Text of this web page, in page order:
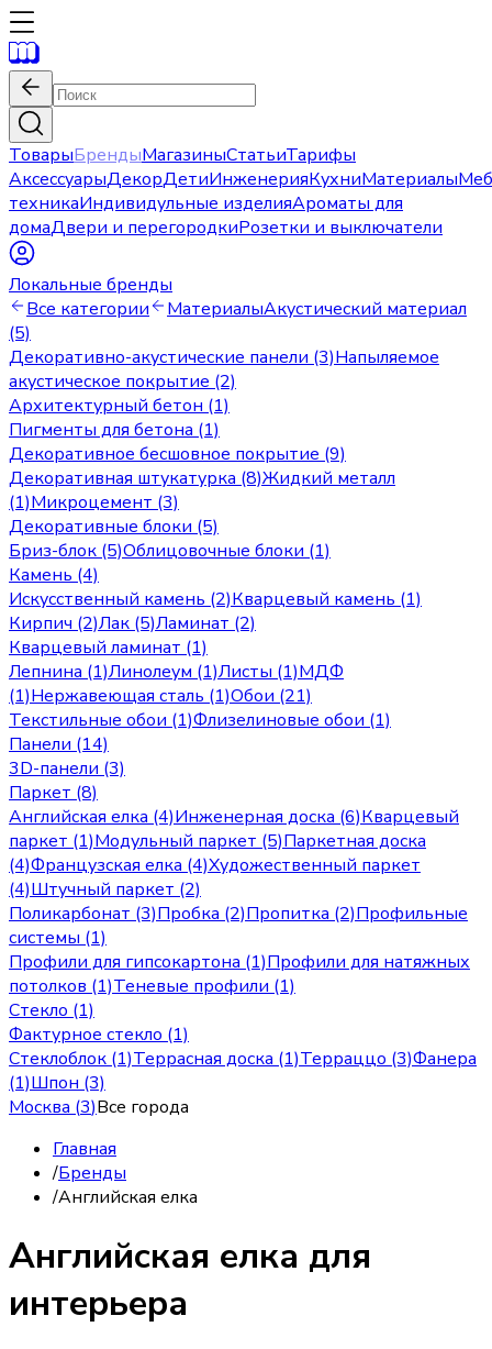
ТоварыБрендыМагазиныСтатьиТарифы
АксессуарыДекорДетиИнженерияКухниМатериалы
техникаИндивидульные изделияАроматы для
домаДвери и перегородкиРозетки и выключатели
Локальные бренды
Все категории
МатериалыАкустический материал
(5)
Декоративно-акустические панели (3)Напыляемое
акустическое покрытие (2)
Архитектурный бетон (1)
Пигменты для бетона (1)
Декоративное бесшовное покрытие (9)
Декоративная штукатурка (8)Жидкий металл
(1)Микроцемент (3)
Декоративные блоки (5)
Бриз-блок (5)Облицовочные блоки (1)
Камень (4)
Искусственный камень (2)Кварцевый камень (1)
Кирпич (2)Лак (5)Ламинат (2)
Кварцевый ламинат (1)
Лепнина (1)Линолеум (1)Листы (1)МДФ
(1)Нержавеющая сталь (1)Обои (21)
Текстильные обои (1)Флизелиновые обои (1)
Панели (14)
3D-панели (3)
Паркет (8)
Английская елка (4)Инженерная доска (6)Кварцевый
паркет (1)Модульный паркет (5)Паркетная доска
(4)Французская елка (4)Художественный паркет
(4)Штучный паркет (2)
Поликарбонат (3)Пробка (2)Пропитка (2)Профильные
системы (1)
Профили для гипсокартона (1)Профили для натяжных
потолков (1)Теневые профили (1)
Стекло (1)
Фактурное стекло (1)
Стеклоблок (1)Террасная доска (1)Терраццо (3)Фанера
(1)Шпон (3)
Москва (3)Все города
Главная
/Бренды
/Английская елка
Английская елка для
интерьера